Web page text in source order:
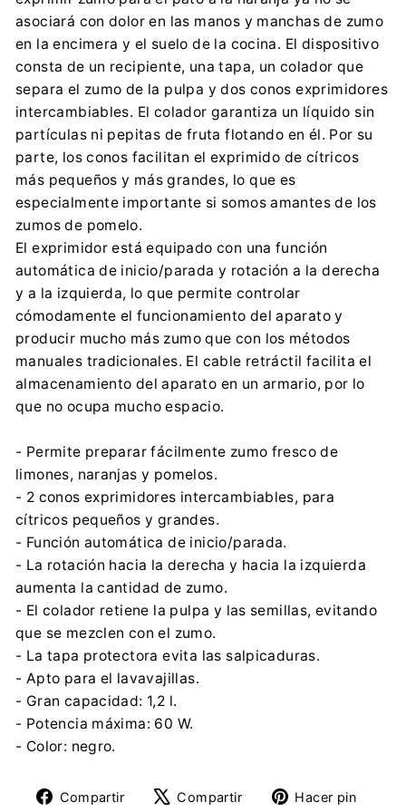
asociará con dolor en las manos y manchas de zumo
en la encimera y el suelo de la cocina. El dispositivo
consta de un recipiente, una tapa, un colador que
separa el zumo de la pulpa y dos conos exprimidores
intercambiables. El colador garantiza un líquido sin
partículas ni pepitas de fruta flotando en él. Por su
parte, los conos facilitan el exprimido de cítricos
más pequeños y más grandes, lo que es
especialmente importante si somos amantes de los
zumos de pomelo.
El exprimidor está equipado con una función
automática de inicio/parada y rotación a la derecha
y a la izquierda, lo que permite controlar
cómodamente el funcionamiento del aparato y
producir mucho más zumo que con los métodos
manuales tradicionales. El cable retráctil facilita el
almacenamiento del aparato en un armario, por lo
que no ocupa mucho espacio.
- Permite preparar fácilmente zumo fresco de
limones, naranjas y pomelos.
- 2 conos exprimidores intercambiables, para
cítricos pequeños y grandes.
- Función automática de inicio/parada.
- La rotación hacia la derecha y hacia la izquierda
aumenta la cantidad de zumo.
- El colador retiene la pulpa y las semillas, evitando
que se mezclen con el zumo.
- La tapa protectora evita las salpicaduras.
- Apto para el lavavajillas.
- Gran capacidad: 1,2 l.
- Potencia máxima: 60 W.
- Color: negro.
Compartir
CompartirCompartir
TuitearHacer pin